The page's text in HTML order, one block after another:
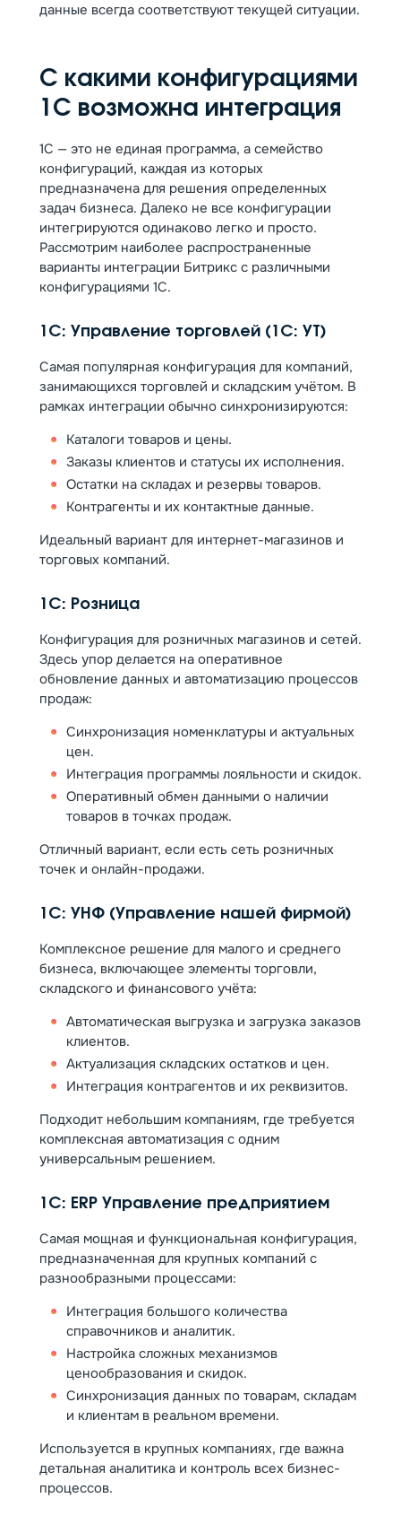
данные всегда соответствуют текущей ситуации.
С какими конфигурациями
1С возможна интеграция
1С — это не единая программа, а семейство
конфигураций, каждая из которых
предназначена для решения определенных
задач бизнеса. Далеко не все конфигурации
интегрируются одинаково легко и просто.
Рассмотрим наиболее распространенные
варианты интеграции Битрикс с различными
конфигурациями 1С.
1С: Управление торговлей (1С: УТ)
Самая популярная конфигурация для компаний,
занимающихся торговлей и складским учётом. В
рамках интеграции обычно синхронизируются:
Каталоги товаров и цены.
Заказы клиентов и статусы их исполнения.
Остатки на складах и резервы товаров.
Контрагенты и их контактные данные.
Идеальный вариант для интернет-магазинов и
торговых компаний.
1С: Розница
Конфигурация для розничных магазинов и сетей.
Здесь упор делается на оперативное
обновление данных и автоматизацию процессов
продаж:
Синхронизация номенклатуры и актуальных
цен.
Интеграция программы лояльности и скидок.
Оперативный обмен данными о наличии
товаров в точках продаж.
Отличный вариант, если есть сеть розничных
точек и онлайн-продажи.
1С: УНФ (Управление нашей фирмой)
Комплексное решение для малого и среднего
бизнеса, включающее элементы торговли,
складского и финансового учёта:
Автоматическая выгрузка и загрузка заказов
клиентов.
Актуализация складских остатков и цен.
Интеграция контрагентов и их реквизитов.
Подходит небольшим компаниям, где требуется
комплексная автоматизация с одним
универсальным решением.
1С: ERP Управление предприятием
Самая мощная и функциональная конфигурация,
предназначенная для крупных компаний с
разнообразными процессами:
Интеграция большого количества
справочников и аналитик.
Настройка сложных механизмов
ценообразования и скидок.
Синхронизация данных по товарам, складам
и клиентам в реальном времени.
Используется в крупных компаниях, где важна
детальная аналитика и контроль всех бизнес-
процессов.